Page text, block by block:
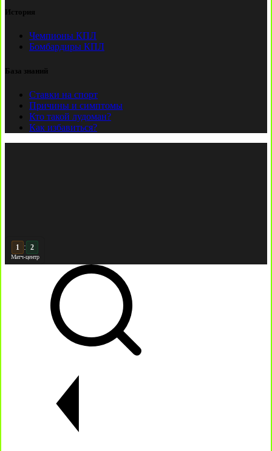
История
Чемпионы КПЛ
Бомбардиры КПЛ
База знаний
Ставки на спорт
Причины и симптомы
Кто такой лудоман?
Как избавиться?
2 : 2
Матч-центр